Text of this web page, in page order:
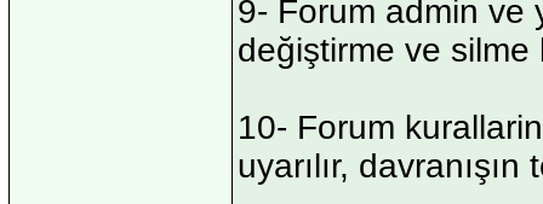
9- Forum admin ve
değiştirme ve silme
10- Forum
uyarılır,